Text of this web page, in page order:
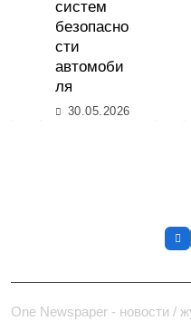
систем
безопасно
сти
автомоби
ля
30.05.2026
One Newspaper - новости /